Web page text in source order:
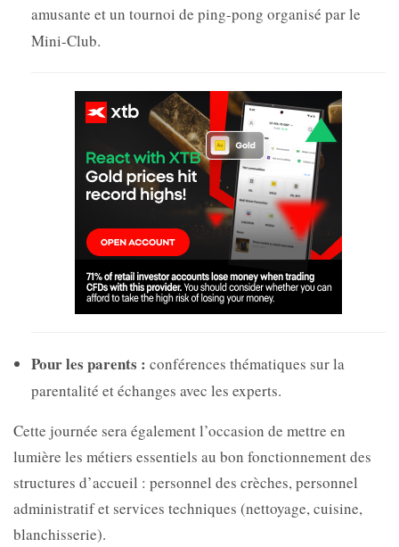
amusante et un tournoi de ping-pong organisé par le
Mini-Club.
Pour les parents : conférences thématiques sur la
parentalité et échanges avec les experts.
Cette journée sera également l’occasion de mettre en
lumière les métiers essentiels au bon fonctionnement des
structures d’accueil : personnel des crèches, personnel
administratif et services techniques (nettoyage, cuisine,
blanchisserie).